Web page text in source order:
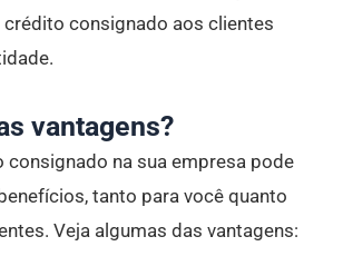
consignado aos clientes
vantagens?
consignado na sua empresa pode
tanto para você quanto
Veja algumas das vantagens: